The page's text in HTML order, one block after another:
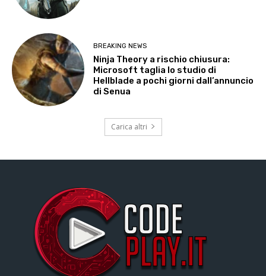
BREAKING NEWS
Ninja Theory a rischio chiusura:
Microsoft taglia lo studio di
Hellblade a pochi giorni dall’annuncio
di Senua
Carica altri